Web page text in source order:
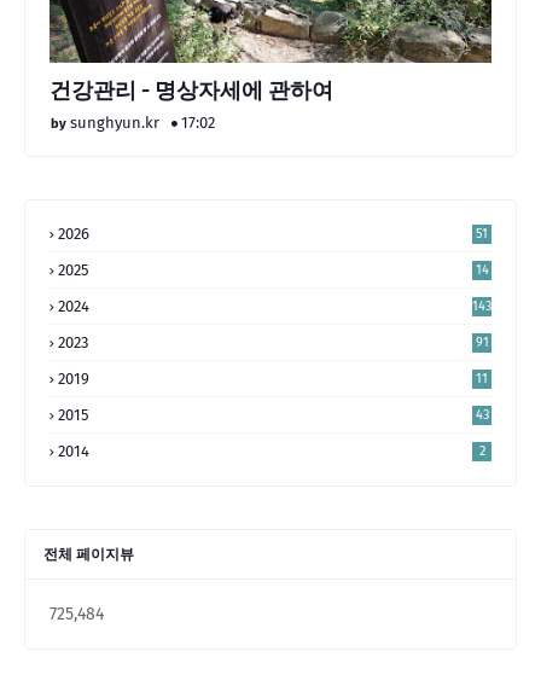
건강관리 - 명상자세에 관하여
sunghyun.kr 17:02
2026 51
2025
14
2024 143
2023 91
2019 11
2015 43
2014 2
전체 페이지뷰
725,484